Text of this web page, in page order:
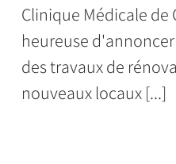
Clinique Médicale de
heureuse
des travaux de
nouveaux locaux [...]